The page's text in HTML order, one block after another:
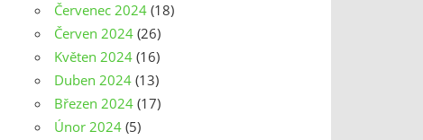
Červenec 2024 (18)
Červen 2024 (26)
Květen 2024 (16)
Duben 2024 (13)
Březen 2024 (17)
Únor 2024 (5)